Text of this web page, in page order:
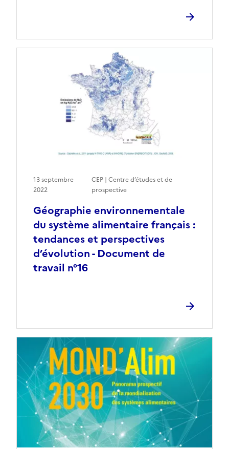
Géographie environnementale
du système alimentaire français :
tendances et perspectives
d’évolution - Document de
travail n°16
13 septembre
2022
CEP | Centre d’études et de
prospective